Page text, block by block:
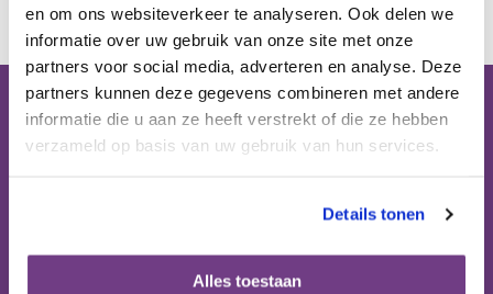
en om ons websiteverkeer te analyseren. Ook delen we
informatie over uw gebruik van onze site met onze
partners voor social media, adverteren en analyse. Deze
partners kunnen deze gegevens combineren met andere
informatie die u aan ze heeft verstrekt of die ze hebben
verzameld op basis van uw gebruik van hun services.
Details tonen
Alles toestaan
Over ons
Contact
Bezoekadres (op afspraak):